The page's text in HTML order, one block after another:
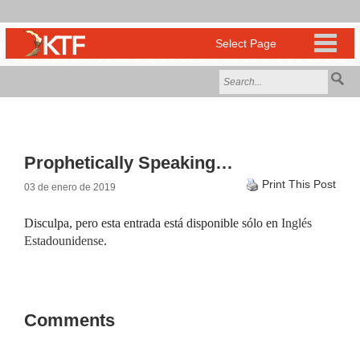
Prophetically Speaking…
03 de enero de 2019 Print This Post
Disculpa, pero esta entrada está disponible sólo en Inglés
Estadounidense.
Comments